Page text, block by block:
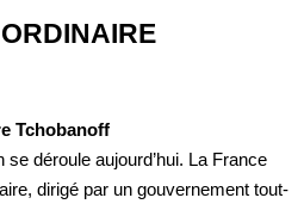
Tchobanoff
se déroule aujourd’hui. La France
dirigé par un gouvernement tout-